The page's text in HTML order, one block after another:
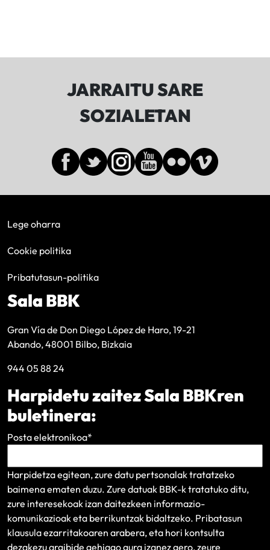
JARRAITU SARE
SOZIALETAN
Lege oharra
Cookie politika
Pribatutasun-politika
Sala BBK
Gran Vía de Don Diego López de Haro, 19-21
Abando, 48001 Bilbo, Bizkaia
944 05 88 24
Harpidetu zaitez Sala BBKren
buletinera:
Posta elektronikoa*
Harpidetza egitean, zure datu pertsonalak tratatzeko
baimena ematen duzu. Zure datuak BBK-k tratatuko ditu,
zure interesekoak izan daitezkeen informazio-
komunikazioak eta berrikuntzak bidaltzeko. Pribatasun
klausulaezarritakoaren arabera, eta hori kontsulta
dezakezu argibide gehiago gura izanez gero, zeure